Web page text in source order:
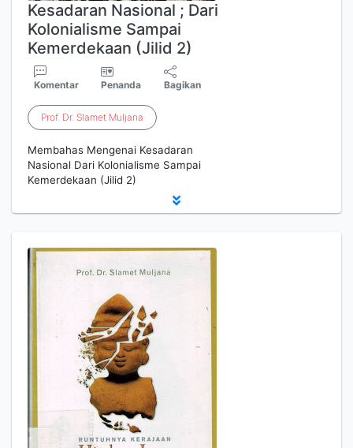
Kesadaran Nasional ; Dari
Kolonialisme Sampai
Kemerdekaan (Jilid 2)
Komentar Penanda Bagikan
Prof. Dr. Slamet Muljana
Membahas Mengenai Kesadaran
Nasional Dari Kolonialisme Sampai
Kemerdekaan (Jilid 2)